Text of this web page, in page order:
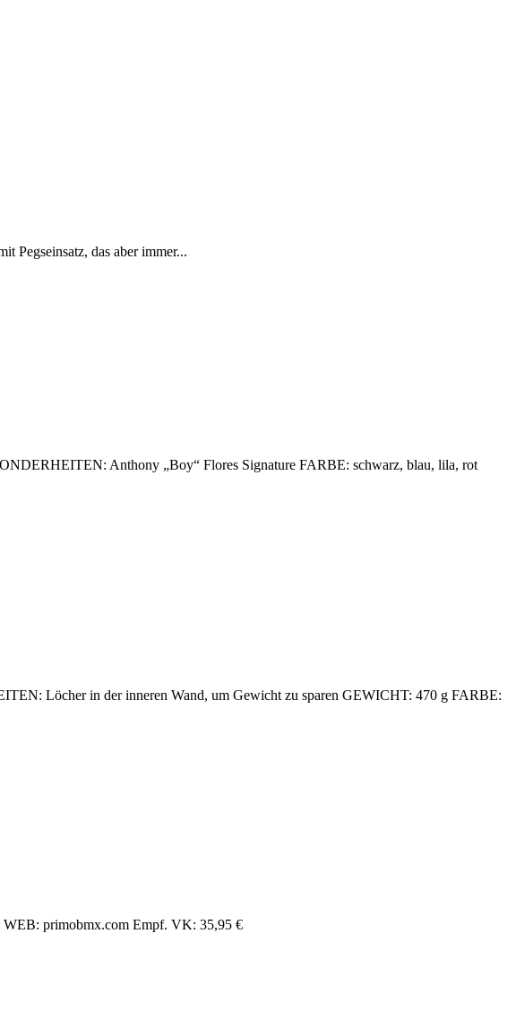
Pegseinsatz, das aber immer...
Anthony „Boy“ Flores Signature FARBE: schwarz, blau, lila, rot
Löcher in der inneren Wand, um Gewicht zu sparen GEWICHT: 470 g FARBE:
primobmx.com Empf. VK: 35,95 €